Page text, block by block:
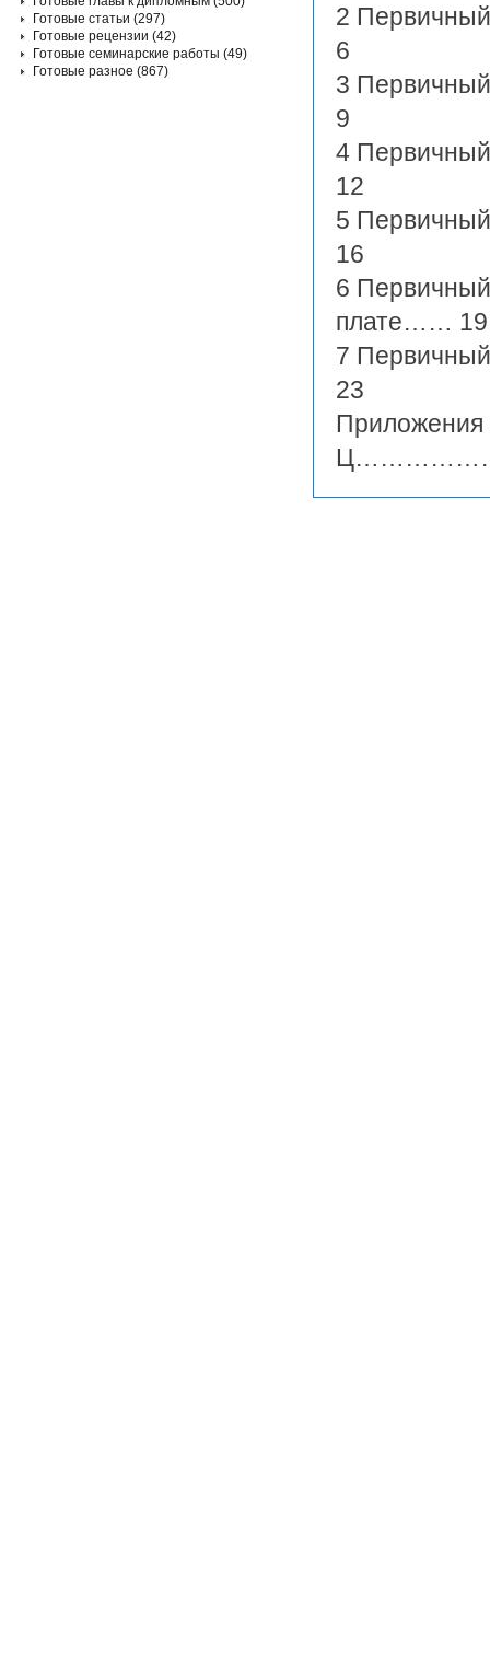
2
6
3
9
4
12
5
16
6
плате…… 19
7
23
Приложения
Готовые статьи (297)
Готовые рецензии (42)
Готовые семинарские работы (49)
Готовые разное (867)